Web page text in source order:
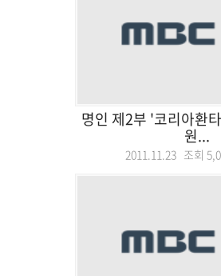
명인 제2부 '코리아환
원...
2011.11.23 조회